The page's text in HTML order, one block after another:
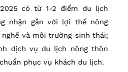
có từ 1-2 điểm du lịch
nhận gắn với lợi thế nông
nghề và môi trường sinh thái;
dịch vụ du lịch nông thôn
phục vụ khách du lịch.